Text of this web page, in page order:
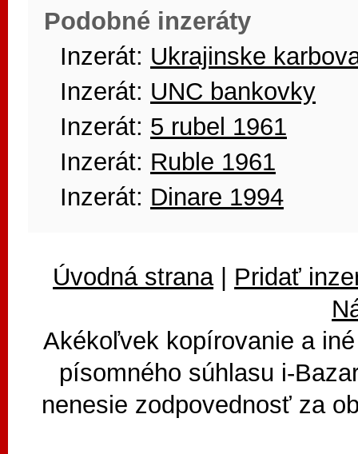
Podobné inzeráty
Inzerát: Ukrajinske
Inzerát: UNC bankovky
Inzerát: 5 rubel 1961
Inzerát: Ruble 1961
Inzerát: Dinare 1994
Úvodná strana| Pridať
Akékoľvek kopírovanie a
písomného súhlasu i-
nenesie zodpovednosť za